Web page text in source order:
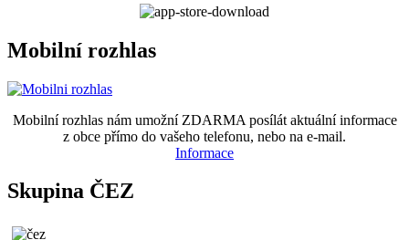
Mobilní rozhlas
Mobilní rozhlas nám umožní ZDARMA posílát aktuální informace
z obce přímo do vašeho telefonu, nebo na e-mail.
Informace
Skupina ČEZ